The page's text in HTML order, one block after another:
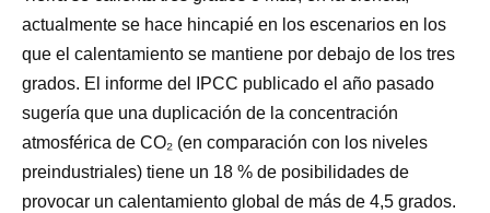
actualmente se hace hincapié en los escenarios en los
que el calentamiento se mantiene por debajo de los tres
grados. El informe del IPCC publicado el año pasado
sugería que una duplicación de la concentración
atmosférica de CO₂ (en comparación con los niveles
preindustriales) tiene un 18 % de posibilidades de
provocar un calentamiento global de más de 4,5 grados.